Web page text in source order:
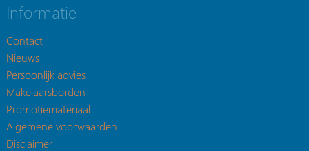
Informatie
Contact
Nieuws
Persoonlijk advies
Makelaarsborden
Promotiemateriaal
Algemene voorwaarden
Disclaimer